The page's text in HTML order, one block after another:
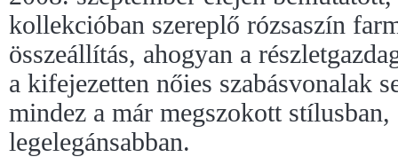
kollekcióban szereplő rózsaszín
összeállítás, ahogyan a
a kifejezetten nőies szabásvonalak
mindez a már megszokott stílusban,
legelegánsabban.